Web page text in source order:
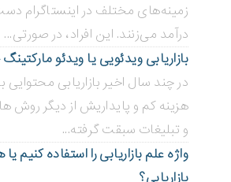
زمینه‌های مختلف در اینستاگرام
درآمد می‌زنند. این افراد، در صورتی...
بازاریابی ویدئویی ‌یا ویدئو
در چند سال اخیر بازاریابی محتوایی
هزینه کم و پایداریش از دیگر روش
و تبلیغات سبقت گرفته...
واژه علم بازاریابی را استفاده کنیم یا
بازاریابی؟